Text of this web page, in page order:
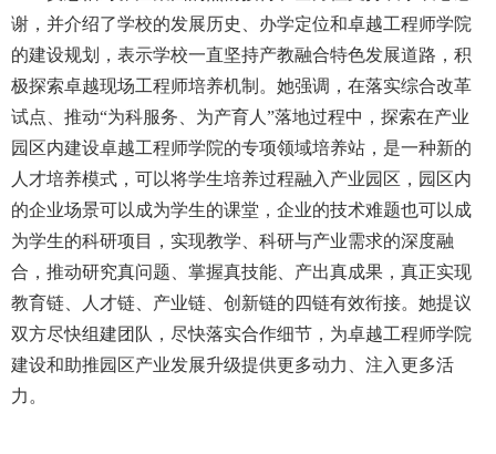
谢，并介绍了学校的发展历史、办学定位和卓越工程师学院
的建设规划，表示学校一直坚持产教融合特色发展道路，积
极探索卓越现场工程师培养机制。她强调，在落实综合改革
试点、推动“为科服务、为产育人”落地过程中，探索在产业
园区内建设卓越工程师学院的专项领域培养站，是一种新的
人才培养模式，可以将学生培养过程融入产业园区，园区内
的企业场景可以成为学生的课堂，企业的技术难题也可以成
为学生的科研项目，实现教学、科研与产业需求的深度融
合，推动研究真问题、掌握真技能、产出真成果，真正实现
教育链、人才链、产业链、创新链的四链有效衔接。她提议
双方尽快组建团队，尽快落实合作细节，为卓越工程师学院
建设和助推园区产业发展升级提供更多动力、注入更多活
力。